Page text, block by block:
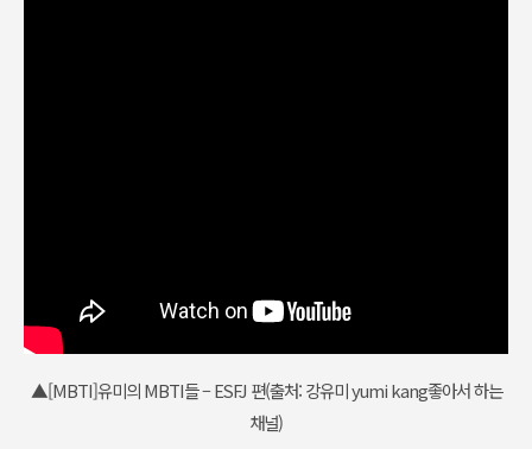
▲[MBTI]유미의 MBTI들 – ESFJ 편(출처: 강유미 yumi kang좋아서 하는
채널)